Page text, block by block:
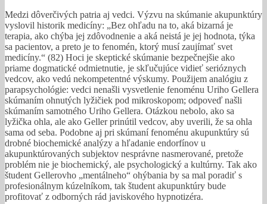
Medzi dôverčivých patria aj vedci. Výzvu na skúmanie akupunktúry
vyslovil historik medicíny: „Bez ohľadu na to, aká bizarná je
terapia, ako chýba jej zdôvodnenie a aká neistá je jej hodnota, týka
sa pacientov, a preto je to fenomén, ktorý musí zaujímať svet
medicíny.“ (82) Hoci je skeptické skúmanie bezpečnejšie ako
priame dogmatické odmietnutie, je skľučujúce vidieť serióznych
vedcov, ako vedú nekompetentné výskumy. Použijem analógiu z
parapsychológie: vedci nenašli vysvetlenie fenoménu Uriho Gellera
skúmaním ohnutých lyžičiek pod mikroskopom; odpoveď našli
skúmaním samotného Uriho Gellera. Otázkou nebolo, ako sa
lyžička ohla, ale ako Geller prinútil vedcov, aby uverili, že sa ohla
sama od seba. Podobne aj pri skúmaní fenoménu akupunktúry sú
drobné biochemické analýzy a hľadanie endorfínov u
akupunktúrovaných subjektov nesprávne nasmerované, pretože
problém nie je biochemický, ale psychologický a kultúrny. Tak ako
študent Gellerovho „mentálneho“ ohýbania by sa mal poradiť s
profesionálnym kúzelníkom, tak študent akupunktúry bude
profitovať z odborných rád javiskového hypnotizéra.